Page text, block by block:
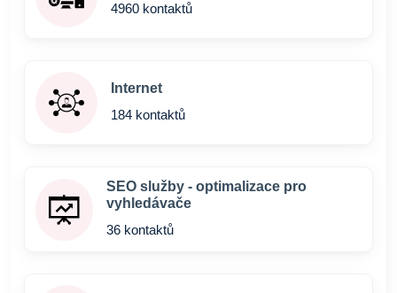
4960 kontaktů
Internet
184 kontaktů
SEO služby - optimalizace pro
vyhledávače
36 kontaktů